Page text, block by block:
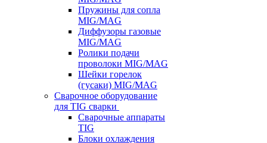
Пружины для сопла
MIG/MAG
Диффузоры газовые
MIG/MAG
Ролики подачи
проволоки MIG/MAG
Шейки горелок
(гусаки) MIG/MAG
Сварочное оборудование
для TIG сварки
Сварочные аппараты
TIG
Блоки охлаждения